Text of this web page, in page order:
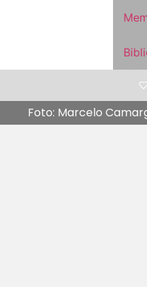
Foto: Marcelo